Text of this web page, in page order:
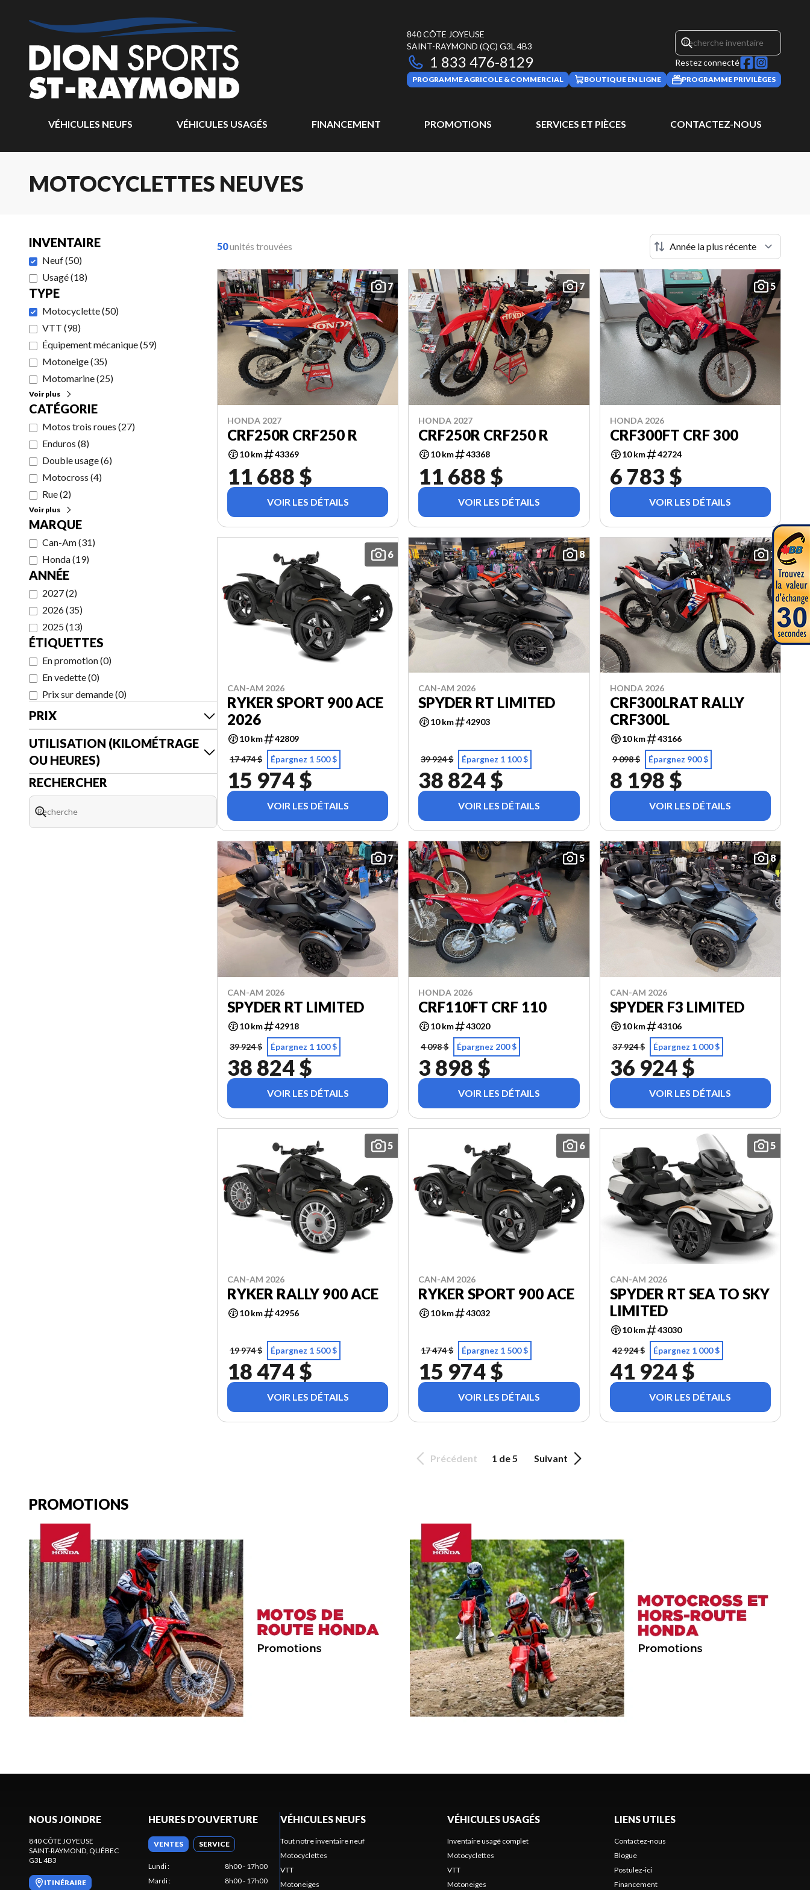
840 CÔTE JOYEUSE
SAINT-RAYMOND (QC) G3L 4B3
1 833 476-8129 Restez connecté
PROGRAMME AGRICOLE & COMMERCIAL BOUTIQUE EN LIGNE PROGRAMME PRIVILÈGES
VÉHICULES NEUFS VÉHICULES USAGÉS FINANCEMENT PROMOTIONS SERVICES ET PIÈCES CONTACTEZ-NOUS
MOTOCYCLETTES NEUVES
INVENTAIRE
Neuf(50)
Usagé(18)
TYPE
Motocyclette(50)
VTT (98)
Équipement mécanique(59)
Motoneige(35)
Motomarine(25)
Voir plus
CATÉGORIE
Motos trois roues (27)
Enduros (8)
Double usage(6)
Motocross (4)
Rue(2)
Voir plus
MARQUE
Can-Am(31)
Honda(19)
ANNÉE
2027(2)
2026(35)
2025(13)
ÉTIQUETTES
En promotion(0)
En vedette(0)
Prix sur demande(0)
PRIX
UTILISATION (KILOMÉTRAGE
OU HEURES)
RECHERCHER
50unités trouvées
7
HONDA 2027
CRF250R CRF250 R
10 km 43369
11 688 $
VOIR LES DÉTAILS
7
HONDA 2027
CRF250R CRF250 R
10 km 43368
11 688 $
VOIR LES DÉTAILS
5
HONDA 2026
CRF300FT CRF 300
10 km 42724
6 783 $
VOIR LES DÉTAILS
6
CAN-AM 2026
RYKER SPORT 900 ACE
2026
10 km 42809
17 474 $ Épargnez 1 500 $
15 974 $
VOIR LES DÉTAILS
8
CAN-AM 2026
SPYDER RT LIMITED
10 km 42903
39 924 $ Épargnez 1 100 $
38 824 $
VOIR LES DÉTAILS
7
HONDA 2026
CRF300LRAT RALLY
CRF300L
10 km
43166
9 098 $
Épargnez 900 $
8 198 $
VOIR LES DÉTAILS
7
CAN-AM 2026
SPYDER RT LIMITED
10 km
42918
39 924 $
Épargnez 1 100 $
38 824 $
VOIR LES DÉTAILS
5
HONDA 2026
CRF110FT CRF 110
10 km
43020
4 098 $
Épargnez 200 $
3 898 $
VOIR LES DÉTAILS
8
CAN-AM 2026
SPYDER F3 LIMITED
10 km
43106
37 924 $
Épargnez 1 000 $
36 924 $
VOIR LES DÉTAILS
5
CAN-AM 2026
RYKER RALLY 900 ACE
10 km 42956
19 974 $ Épargnez 1 500 $
18 474 $
VOIR LES DÉTAILS
6
CAN-AM 2026
RYKER SPORT 900 ACE
10 km 43032
17 474 $ Épargnez 1 500 $
15 974 $
VOIR LES DÉTAILS
5
CAN-AM 2026
SPYDER RT SEA TO SKY
LIMITED
10 km
43030
42 924 $
Épargnez 1 000 $
41 924 $
VOIR LES DÉTAILS
Précédent 1 de 5 Suivant
PROMOTIONS
NOUS JOINDRE
840 CÔTE JOYEUSE
SAINT-RAYMOND , QUÉBEC
G3L 4B3
ITINÉRAIRE
HEURES D'OUVERTURE
VENTES SERVICE
Lundi:
8h00 - 17h00
Mardi: 8h00 - 17h00
VÉHICULES NEUFS
Tout notre inventaire neuf
Motocyclettes
VTT
Motoneiges
VÉHICULES USAGÉS
Inventaire usagé complet
Motocyclettes
VTT
Motoneiges
LIENS UTILES
Contactez-nous
Blogue
Postulez-ici
Financement